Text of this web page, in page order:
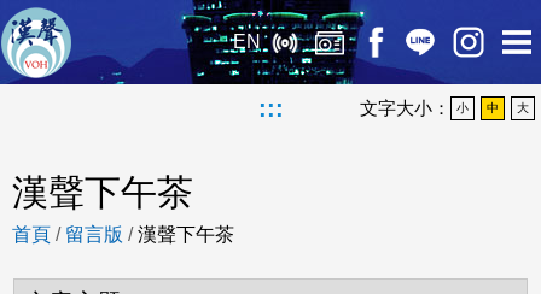
EN
::: 文字大小： 小 中 大
漢聲下午茶
首頁 / 留言版 /漢聲下午茶